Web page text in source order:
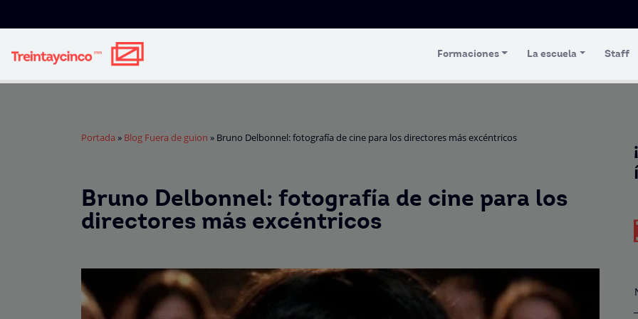
Formaciones La escuela Staff
Portada » Blog Fuera de guion » Bruno Delbonnel: fotografía de cine para los directores más excéntricos
Bruno Delbonnel: fotografía de cine para los
directores más excéntricos